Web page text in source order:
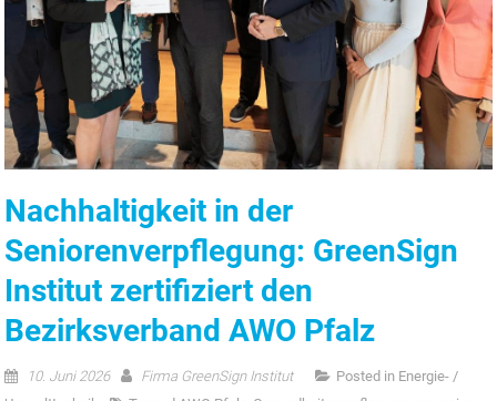
Nachhaltigkeit in der
Seniorenverpflegung: GreenSign
Institut zertifiziert den
Bezirksverband AWO Pfalz
10. Juni 2026 Firma GreenSign Institut Posted in Energie- /